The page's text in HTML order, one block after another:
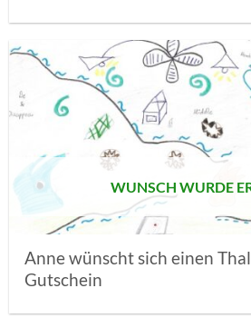
WUNSCH WURDE
Anne wünscht sich einen
Gutschein